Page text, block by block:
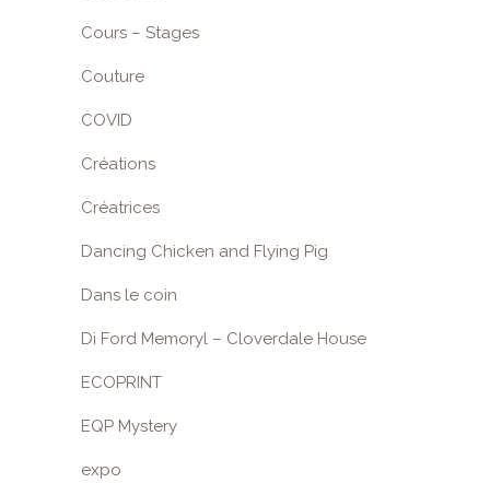
Cours – Stages
Couture
COVID
Créations
Créatrices
Dancing Chicken and Flying Pig
Dans le coin
Di Ford Memoryl – Cloverdale House
ECOPRINT
EQP Mystery
expo